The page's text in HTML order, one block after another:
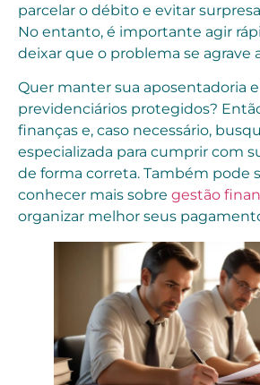
parcelar o débito e evitar
No entanto, é importante agir
deixar que o problema se agrave
Quer manter sua aposentadoria
previdenciários protegidos?
finanças e, caso necessário,
especializada para cumprir com
de forma correta. Também pode
conhecer mais sobre gestão
organizar melhor seus